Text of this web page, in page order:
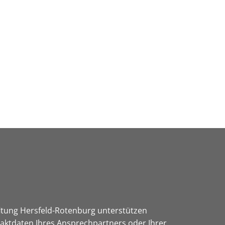
Hersfeld-Rotenburg unterstützen
Ihres Ansprechpartners oder Ihrer